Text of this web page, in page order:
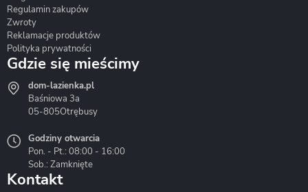
Hydrostop
Liveno
Regulamin zakupów
Zwroty
Reklamacje produktów
Polityka prywatności
Gdzie się mieścimy
dom-lazienka.pl
Baśniowa 3a
05-805Otrębusy
Godziny otwarcia
Pon. - Pt.: 08:00 - 16:00
Sob.: Zamknięte
Kontakt